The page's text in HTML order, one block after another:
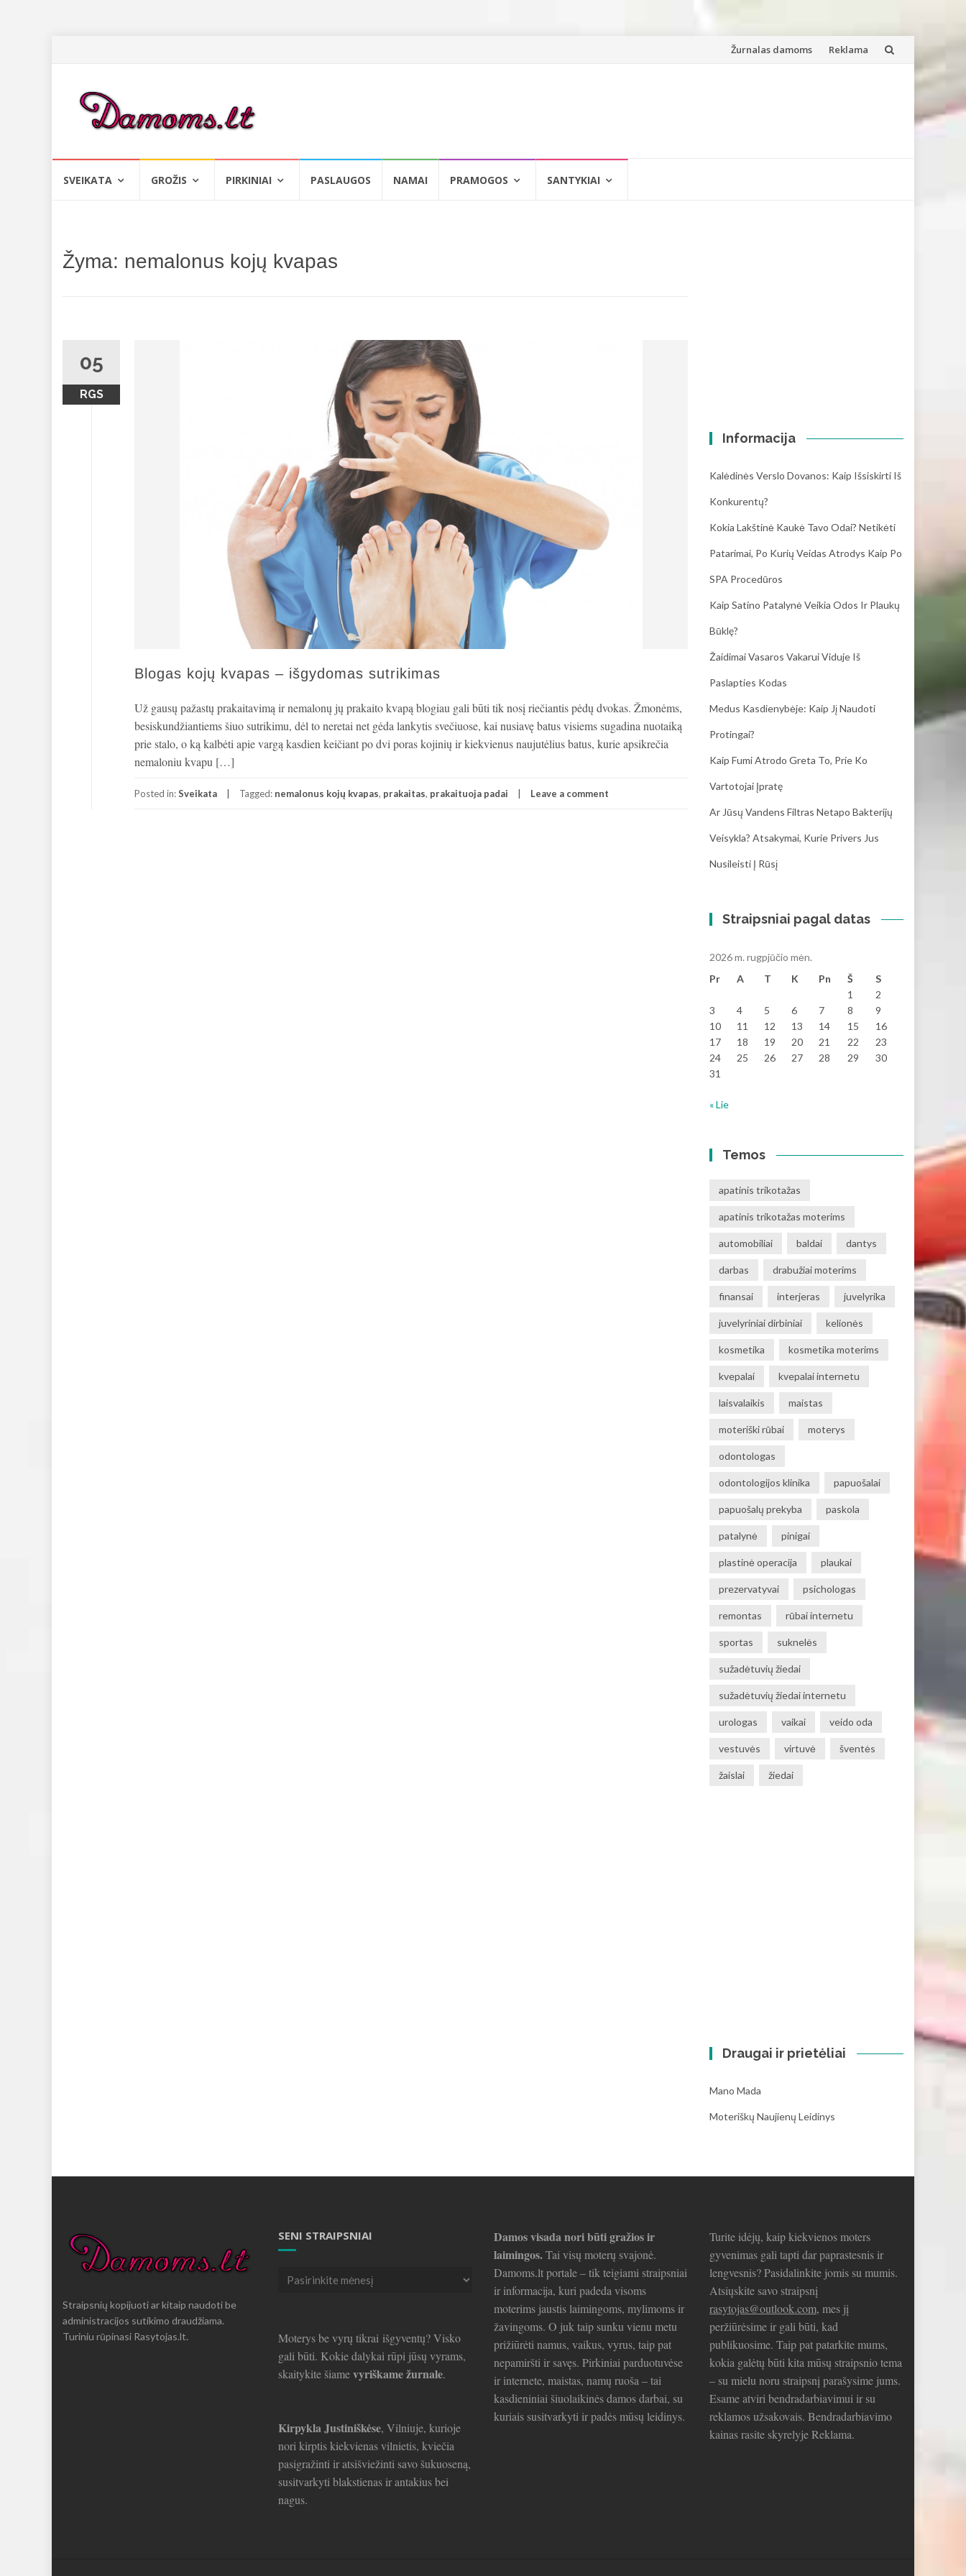
Skip
Žurnalas damoms Reklama
SVEIKATA GROŽIS PIRKINIAI PASLAUGOS NAMAI PRAMOGOS SANTYKIAI
Žyma: nemalonus kojų kvapas
05
RGS
Blogas kojų kvapas – išgydomas sutrikimas
Už gausų pažastų prakaitavimą ir nemalonų jų prakaito kvapą blogiau gali būti tik nosį riečiantis pėdų dvokas. Žmonėms,
besiskundžiantiems šiuo sutrikimu, dėl to neretai net gėda lankytis svečiuose, kai nusiavę batus visiems sugadina nuotaiką
prie stalo, o ką kalbėti apie vargą kasdien keičiant po dvi poras kojinių ir kiekvienus naujutėlius batus, kurie apsikrečia
nemaloniu kvapu […]
Posted in:Sveikata Tagged: nemalonus kojų kvapas, prakaitas, prakaituoja padai Leave a comment
Informacija
Kalėdinės Verslo Dovanos: Kaip Išsiskirti Iš
Konkurentų?
Kokia Lakštinė Kaukė Tavo Odai? Netikėti
Patarimai, Po Kurių Veidas Atrodys Kaip Po
SPA Procedūros
Kaip Satino Patalynė Veikia Odos Ir Plaukų
Būklę?
Žaidimai Vasaros Vakarui Viduje Iš
Paslapties Kodas
Medus Kasdienybėje: Kaip Jį Naudoti
Protingai?
Kaip Fumi Atrodo Greta To, Prie Ko
Vartotojai Įpratę
Ar Jūsų Vandens Filtras Netapo Bakterijų
Veisykla? Atsakymai, Kurie Privers Jus
Nusileisti Į Rūsį
Straipsniai pagal datas
2026 m. rugpjūčio mėn.
Pr
A T K Pn Š
S
1
2
3
4 5 6 7 8
9
10
11 12 13 14 15
16
17
18 19 20 21 22
23
24
25 26 27 28 29
30
31
« Lie
Temos
apatinis trikotažas
apatinis trikotažas moterims
automobiliai baldai dantys
darbas drabužiai moterims
finansai interjeras juvelyrika
juvelyriniai dirbiniai kelionės
kosmetika kosmetika moterims
kvepalai kvepalai internetu
laisvalaikis maistas
moteriški rūbai moterys
odontologas
odontologijos klinika papuošalai
papuošalų prekyba paskola
patalynė pinigai
plastinė operacija plaukai
prezervatyvai psichologas
remontas rūbai internetu
sportas suknelės
sužadėtuvių žiedai
sužadėtuvių žiedai internetu
urologas vaikai veido oda
vestuvės virtuvė šventės
žaislai žiedai
Draugai ir prietėliai
Mano Mada
Moteriškų Naujienų Leidinys
Straipsnių kopijuoti ar kitaip naudoti be
administracijos sutikimo draudžiama.
Turiniu rūpinasi Rasytojas.lt.
SENI STRAIPSNIAI
Seni
Moterys be vyrų tikrai išgyventų? Visko
gali būti. Kokie dalykai rūpi jūsų vyrams,
skaitykite šiamevyriškame žurnale.
Kirpykla Justiniškėse, Vilniuje, kurioje
nori kirptis kiekvienas vilnietis, kviečia
pasigražinti ir atsišviežinti savo šukuoseną,
susitvarkyti blakstienas ir antakius bei
nagus.
Damos visada nori būti gražios ir
laimingos.Tai visų moterų svajonė.
Damoms.lt portale – tik teigiami straipsniai
ir informacija, kuri padeda visoms
moterims jaustis laimingoms, mylimoms ir
žavingoms. O juk taip sunku vienu metu
prižiūrėti namus, vaikus, vyrus, taip pat
nepamiršti ir savęs. Pirkiniai parduotuvėse
ir internete, maistas, namų ruoša – tai
kasdieniniai šiuolaikinės damos darbai, su
kuriais susitvarkyti ir padės mūsų leidinys.
Turite idėjų, kaip kiekvienos moters
gyvenimas gali tapti dar paprastesnis ir
lengvesnis? Pasidalinkite jomis su mumis.
Atsiųskite savo straipsnį
rasytojas@outlook.com, mes jį
peržiūrėsime ir gali būti, kad
publikuosime. Taip pat patarkite mums,
kokia galėtų būti kita mūsų straipsnio tema
– su mielu noru straipsnį parašysime jums.
Esame atviri bendradarbiavimui ir su
reklamos užsakovais. Bendradarbiavimo
kainas rasite skyrelyje Reklama.